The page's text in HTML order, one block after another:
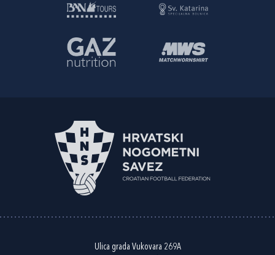
Ulica grada Vukovara 269A